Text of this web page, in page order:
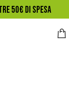
50€ DI SPESA